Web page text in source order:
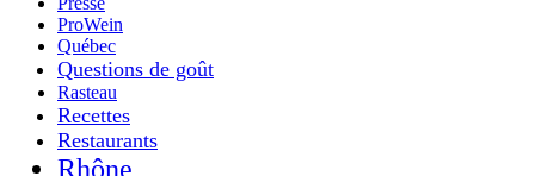
ProWein
Québec
Questions de goût
Rasteau
Recettes
Restaurants
Rhône